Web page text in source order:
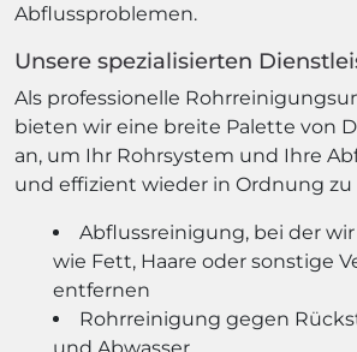
Abflussproblemen.
Unsere spezialisierten
Als professionelle
bieten wir eine breite Palette von
an, um Ihr Rohrsystem und Ihre
und effizient wieder in Ordnung zu
Abflussreinigung, bei der
wie Fett, Haare oder sonstige
entfernen
Rohrreinigung gegen